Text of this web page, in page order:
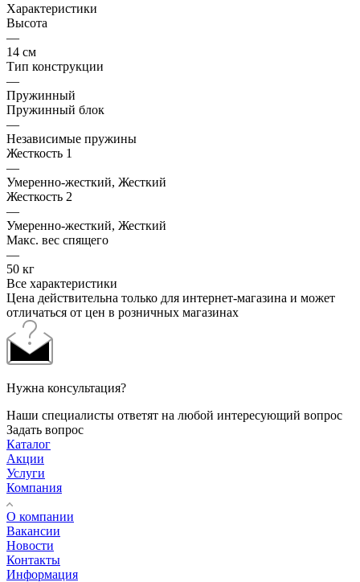
Характеристики
Высота
—
14 см
Тип конструкции
—
Пружинный
Пружинный блок
—
Независимые пружины
Жесткость 1
—
Умеренно-жесткий, Жесткий
Жесткость 2
—
Умеренно-жесткий, Жесткий
Макс. вес спящего
—
50 кг
Все характеристики
Цена действительна только для интернет-магазина и может
отличаться от цен в розничных магазинах
Нужна консультация?
Наши специалисты ответят на любой интересующий вопрос
Задать вопрос
Каталог
Акции
Услуги
Компания
О компании
Вакансии
Новости
Контакты
Информация